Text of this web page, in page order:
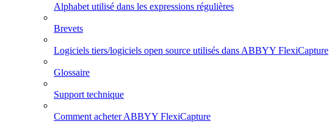
Alphabet utilisé dans les expressions régulières
Brevets
Logiciels tiers/logiciels open source utilisés dans ABBYY FlexiCapture
Glossaire
Support technique
Comment acheter ABBYY FlexiCapture